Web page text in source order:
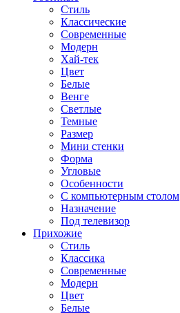
Стиль
Классические
Современные
Модерн
Хай-тек
Цвет
Белые
Венге
Светлые
Темные
Размер
Мини стенки
Форма
Угловые
Особенности
С компьютерным столом
Назначение
Под телевизор
Прихожие
Стиль
Классика
Современные
Модерн
Цвет
Белые